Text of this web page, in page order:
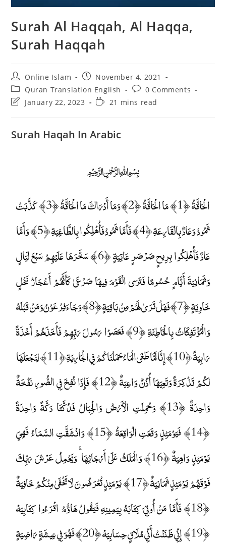
Surah Al Haqqah, Al Haqqa,
Surah Haqqah
Post
author:
Online Islam
Post
published:
November 4, 2021
Post
category:
Quran Translation English
Post
comments:
0 Comments
PostJanuary 22, 2023
Reading
21 mins read
Surah Haqah In Arabic
﷽
الْحَاقَّةُ ﴿1﴾ مَا الْحَاقَّةُ ﴿2﴾ وَمَا أَدْرَاكَ مَا الْحَاقَّةُ ﴿3﴾ كَذَّبَتْ
ثَمُودُ وَعَادٌ بِالْقَارِعَةِ ﴿4﴾ فَأَمَّا ثَمُودُ فَأُهْلِكُوا بِالطَّاغِيَةِ ﴿5﴾ وَأَمَّا
عَادٌ فَأُهْلِكُوا بِرِيحٍ صَرْصَرٍ عَاتِيَةٍ ﴿6﴾ سَخَّرَهَا عَلَيْهِمْ سَبْعَ لَيَالٍ
وَثَمَانِيَةَ أَيَّامٍ حُسُومًا فَتَرَى الْقَوْمَ فِيهَا صَرْعَىٰ كَأَنَّهُمْ أَعْجَازُ نَخْلٍ
خَاوِيَةٍ ﴿7﴾ فَهَلْ تَرَىٰ لَهُمْ مِنْ بَاقِيَةٍ ﴿8﴾ وَجَاءَ فِرْعَوْنُ وَمَنْ قَبْلَهُ
وَالْمُؤْتَفِكَاتُ بِالْخَاطِئَةِ ﴿9﴾ فَعَصَوْا رَسُولَ رَبِّهِمْ فَأَخَذَهُمْ أَخْذَةً
رَابِيَةً ﴿10﴾ إِنَّا لَمَّا طَغَى الْمَاءُ حَمَلْنَاكُمْ فِي الْجَارِيَةِ ﴿11﴾ لِنَجْعَلَهَا
لَكُمْ تَذْكِرَةً وَتَعِيَهَا أُذُنٌ وَاعِيَةٌ ﴿12﴾ فَإِذَا نُفِخَ فِي الصُّورِ نَفْخَةٌ
وَاحِدَةٌ ﴿13﴾ وَحُمِلَتِ الْأَرْضُ وَالْجِبَالُ فَدُكَّتَا دَكَّةً وَاحِدَةً
﴿14﴾ فَيَوْمَئِذٍ وَقَعَتِ الْوَاقِعَةُ ﴿15﴾ وَانْشَقَّتِ السَّمَاءُ فَهِيَ
يَوْمَئِذٍ وَاهِيَةٌ ﴿16﴾ وَالْمَلَكُ عَلَىٰ أَرْجَائِهَا ۚ وَيَحْمِلُ عَرْشَ رَبِّكَ
فَوْقَهُمْ يَوْمَئِذٍ ثَمَانِيَةٌ ﴿17﴾ يَوْمَئِذٍ تُعْرَضُونَ لَا تَخْفَىٰ مِنْكُمْ خَافِيَةٌ
﴿18﴾ فَأَمَّا مَنْ أُوتِيَ كِتَابَهُ بِيَمِينِهِ فَيَقُولُ هَاؤُمُ اقْرَءُوا كِتَابِيَهْ
﴿19﴾ إِنِّي ظَنَنْتُ أَنِّي مُلَاقٍ حِسَابِيَهْ ﴿20﴾ فَهُوَ فِي عِيشَةٍ رَاضِيَةٍ